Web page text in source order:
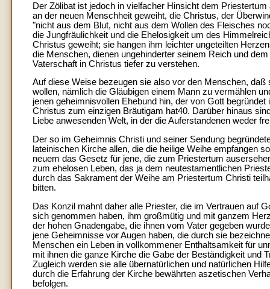
Der Zölibat ist jedoch in vielfacher Hinsicht dem
an der neuen Menschheit geweiht, die Christus, der
"nicht aus dem Blut, nicht aus dem Wollen des Fleisches
die Jungfräulichkeit und die Ehelosigkeit um des
Christus geweiht; sie hangen ihm leichter ungeteilten
die Menschen, dienen ungehinderter seinem Reich und
Vaterschaft in Christus tiefer zu verstehen.
Auf diese Weise bezeugen sie also vor den Menschen,
wollen, nämlich die Gläubigen einem Mann zu vermählen
jenen geheimnisvollen Ehebund hin, der von Gott
Christus zum einzigen Bräutigam hat40. Darüber hinaus
Liebe anwesenden Welt, in der die Auferstandenen weder
Der so im Geheimnis Christi und seiner Sendung
lateinischen Kirche allen, die die heilige Weihe empfangen
neuem das Gesetz für jene, die zum Priestertum
zum ehelosen Leben, das ja dem neutestamentlichen
durch das Sakrament der Weihe am Priestertum Christi
bitten.
Das Konzil mahnt daher alle Priester, die im Vertrauen auf
sich genommen haben, ihm großmütig und mit ganzem
der hohen Gnadengabe, die ihnen vom Vater gegeben
jene Geheimnisse vor Augen haben, die durch sie
Menschen ein Leben in vollkommener Enthaltsamkeit für
mit ihnen die ganze Kirche die Gabe der Beständigkeit und
Zugleich werden sie alle übernatürlichen und natürlichen
durch die Erfahrung der Kirche bewährten aszetischen
befolgen.